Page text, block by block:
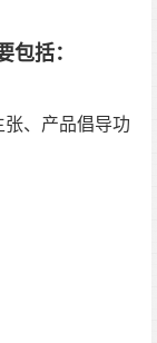
包括：
、产品倡导功